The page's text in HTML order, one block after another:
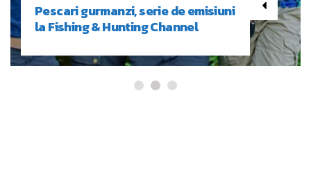
Pescari gurmanzi, serie de emisiuni
la Fishing & Hunting Channel